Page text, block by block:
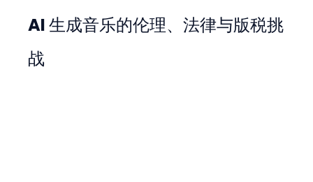
AI 生成音乐的伦理、法律与版税挑
战